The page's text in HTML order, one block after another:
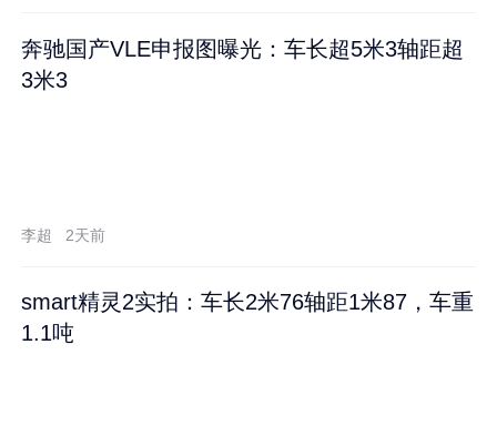
奔驰国产VLE申报图曝光：车长超5米3轴距超
3米3
李超 2天前
smart精灵2实拍：车长2米76轴距1米87，车重
1.1吨